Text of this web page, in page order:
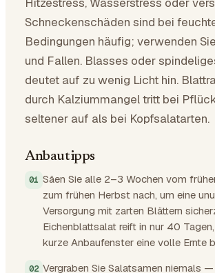
Schneckenschäden sind bei
Bedingungen häufig; verwenden
und Fallen. Blasses oder
deutet auf zu wenig Licht hin.
durch Kalziummangel tritt bei
seltener auf als bei Kopfsalatarten.
Anbautipps
Säen Sie alle 2–3 Wochen vom
zum frühen Herbst nach, um eine
Versorgung mit zarten Blättern
Eichenblattsalat reift in nur 40
kurze Anbaufenster eine volle Ernte
Vergraben Sie Salatsamen niemals